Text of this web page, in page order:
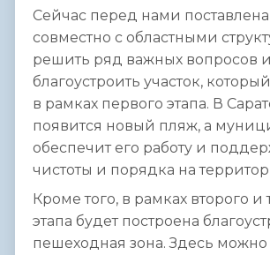
Сейчас перед нами поставлена
совместно с областными
решить ряд важных вопросов
благоустроить участок,
в рамках первого этапа. В
появится новый пляж, а
обеспечит его работу и
чистоты и порядка на
Кроме того, в рамках второго и
этапа будет построена
пешеходная зона. Здесь можно